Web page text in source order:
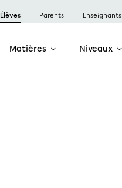
Élèves Parents Enseignants
Matières Niveaux